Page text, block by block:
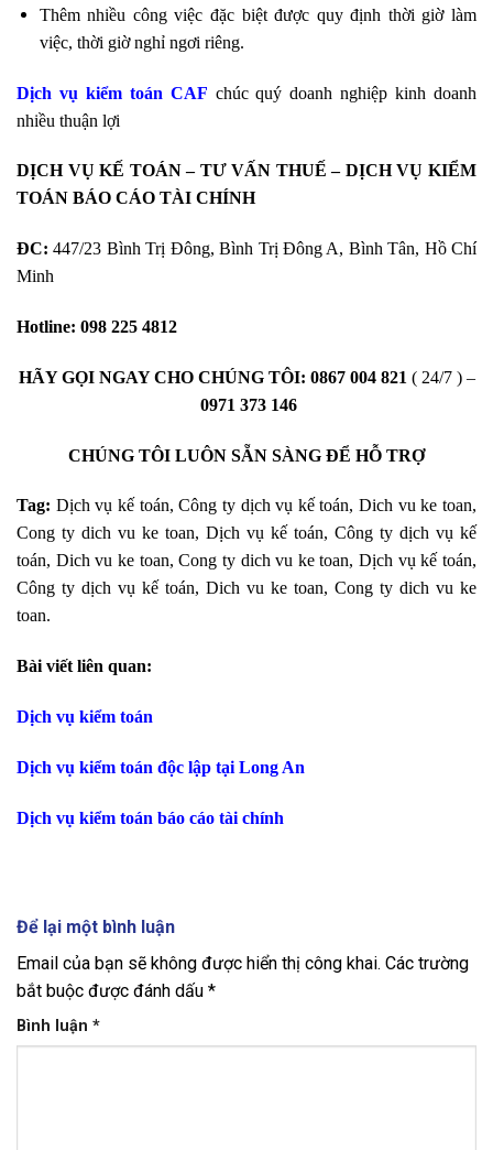
Thêm nhiều công việc đặc biệt được quy định thời giờ làm
việc, thời giờ nghỉ ngơi riêng.
Dịch vụ kiểm toán CAF chúc quý doanh nghiệp kinh doanh
nhiều thuận lợi
DỊCH VỤ KẾ TOÁN – TƯ VẤN THUẾ – DỊCH VỤ KIỂM
TOÁN BÁO CÁO TÀI CHÍNH
ĐC: 447/23 Bình Trị Đông, Bình Trị Đông A, Bình Tân, Hồ Chí
Minh
Hotline: 098 225 4812
HÃY GỌI NGAY CHO CHÚNG TÔI: 0867 004 821 ( 24/7 ) –
0971 373 146
CHÚNG TÔI LUÔN SẴN SÀNG ĐỂ HỖ TRỢ
Tag: Dịch vụ kế toán, Công ty dịch vụ kế toán, Dich vu ke toan,
Cong ty dich vu ke toan, Dịch vụ kế toán, Công ty dịch vụ kế
toán, Dich vu ke toan, Cong ty dich vu ke toan, Dịch vụ kế toán,
Công ty dịch vụ kế toán, Dich vu ke toan, Cong ty dich vu ke
toan.
Bài viết liên quan:
Dịch vụ kiểm toán
Dịch vụ kiểm toán độc lập tại Long An
Dịch vụ kiểm toán báo cáo tài chính
Để lại một bình luận
Email của bạn sẽ không được hiển thị công khai. Các trường
bắt buộc được đánh dấu *
Bình luận *